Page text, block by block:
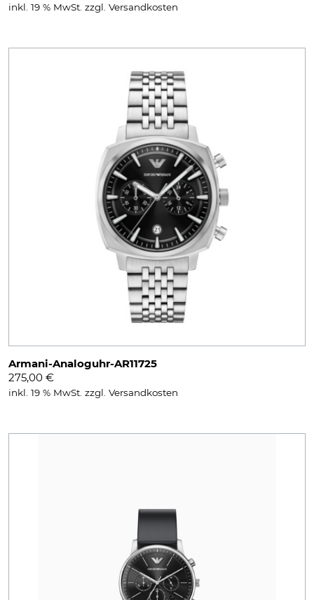
inkl. 19 % MwSt. zzgl. Versandkosten
Armani-Analoguhr-AR11725
275,00 €
inkl. 19 % MwSt. zzgl. Versandkosten